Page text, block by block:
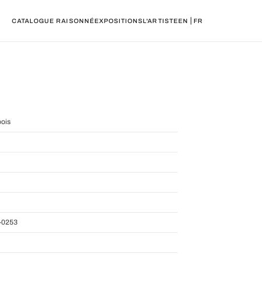
CATALOGUE RAISONNÉEXPOSITIONSL'ARTISTEEN FR
0253